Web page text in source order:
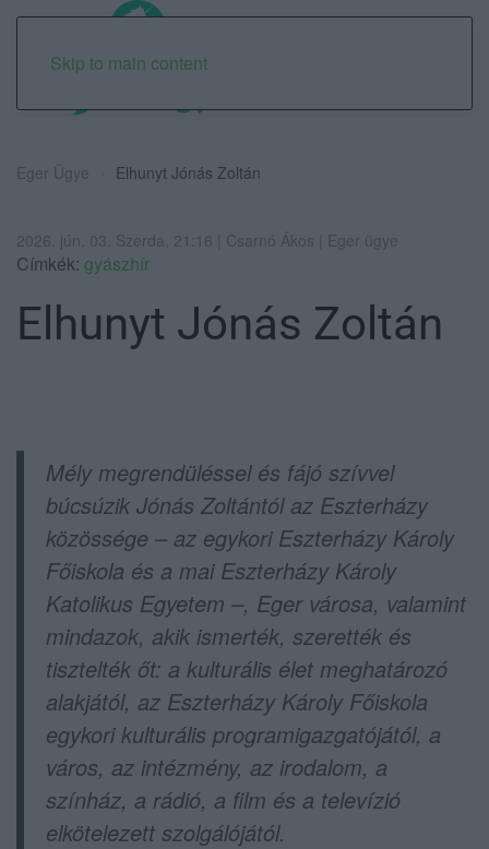
Skip to main content
Eger Ügye Elhunyt Jónás Zoltán
2026. jún. 03. Szerda, 21:16 | Csarnó Ákos | Eger ügye
Címkék: gyászhír
Elhunyt Jónás Zoltán
Mély megrendüléssel és fájó szívvel
búcsúzik Jónás Zoltántól az Eszterházy
közössége – az egykori Eszterházy Károly
Főiskola és a mai Eszterházy Károly
Katolikus Egyetem –, Eger városa, valamint
mindazok, akik ismerték, szerették és
tisztelték őt: a kulturális élet meghatározó
alakjától, az Eszterházy Károly Főiskola
egykori kulturális programigazgatójától, a
város, az intézmény, az irodalom, a
színház, a rádió, a film és a televízió
elkötelezett szolgálójától.